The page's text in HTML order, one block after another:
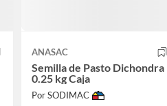
ANASAC
Semilla de Pasto Dichondra
0.25 kg Caja
Por SODIMAC